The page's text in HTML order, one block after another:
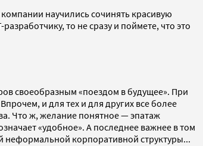
научились сочинять красивую
то не сразу и поймете, что это
своеобразным «поездом в будущее». При
и для тех и для других все более
Что ж, желание понятное — эпатаж
«удобное». А последнее важнее в том
неформальной корпоративной структуры...